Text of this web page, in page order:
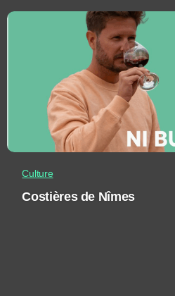
Culture
Costières de Nîmes